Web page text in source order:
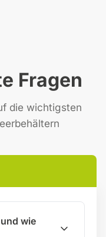
Fragen
die wichtigsten
wie